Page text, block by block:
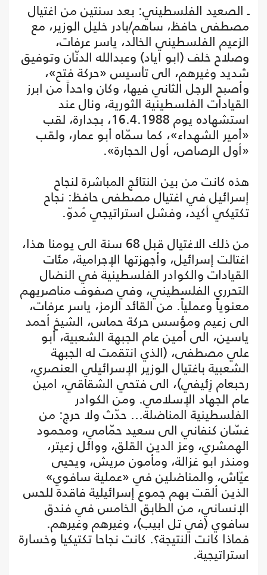
ـ الصعيد الفلسطيني: بعد سنتين من اغتيال
مصطفى حافظ، ساهم/بادر خليل الوزير، مع
الزعيم الفلسطيني الخالد، ياسر عرفات،
وصلاح خلف (ابو اياد) وعبدالله الدنّان وتوفيق
شديد وغيرهم، الى تأسيس «حركة فتح»،
وأصبح الرجل الثاني فيها، وكان واحداً من ابرز
القيادات الفلسطينية الثورية، ونال عند
استشهاده يوم 16.4.1988، بجدارة، لقب
«أمير الشهداء»، كما سمّاه أبو عمار، ولقب
«أول الرصاص، أول الحجارة».
هذه كانت من بين النتائج المباشرة لنجاح
إسرائيل في اغتيال مصطفى حافظ: نجاح
تكتيكي أكيد، وفشل استراتيجي مُدوّ.
من ذلك الاغتيال قبل 68 سنة الى يومنا هذا،
اغتالت إسرائيل، وأجهزتها الإجرامية، مئات
القيادات والكوادر الفلسطينية في النضال
التحرري الفلسطيني، وفي صفوف مناصريهم
معنوياً وعملياً. من القائد الرمز، ياسر عرفات،
الى زعيم ومؤسس حركة حماس، الشيخ أحمد
ياسين، الى أمين عام الجبهة الشعبية، أبو
علي مصطفى، (الذي انتقمت له الجبهة
الشعبية باغتيال الوزير الإسرائيلي العنصري،
رحبعام زِئيفي)، الى فتحي الشقاقي، امين
عام الجهاد الإسلامي. ومن الكوادر
الفلسطينية المناضلة… حدّث ولا حرج: من
غسّان كنفاني الى سعيد حمّامي، ومحمود
الهمشري، وعز الدين القلق، ووائل زعيتر،
ومنذر ابو غزالة، ومأمون مريش، ويحيى
عيّاش، والمناضلين في «عملية سافوي»
الذين ألقت بهم جموع إسرائيلية فاقدة للحس
الإنساني، من الطابق الخامس في فندق
سافوي (في تل ابيب)، وغيرهم وغيرهم.
فماذا كانت النتيجة؟. كانت نجاحا تكتيكيا وخسارة
استراتيجية.